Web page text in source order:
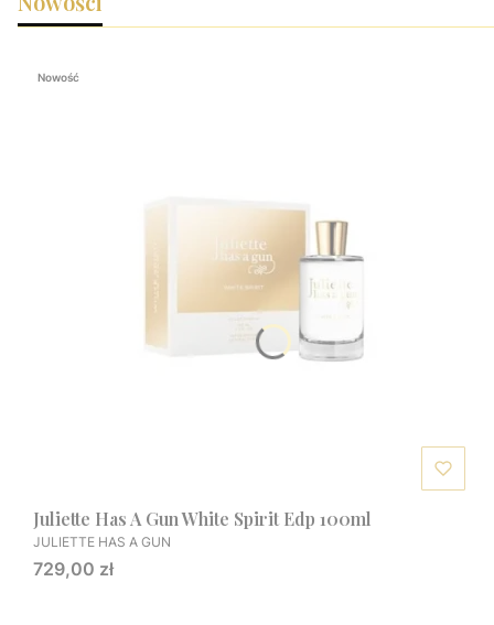
Nowość
Juliette Has A Gun White Spirit Edp 100ml
PRODUCENT
JULIETTE HAS A GUN
Cena
729,00 zł